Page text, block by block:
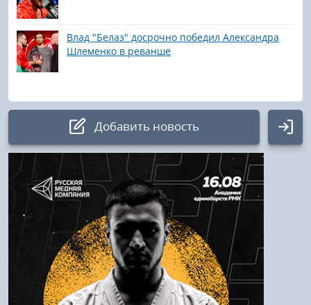
Влад "Белаз" досрочно победил Александра
Шлеменко в реванше
Добавить новость
Авторизация
Логин:
Пароль